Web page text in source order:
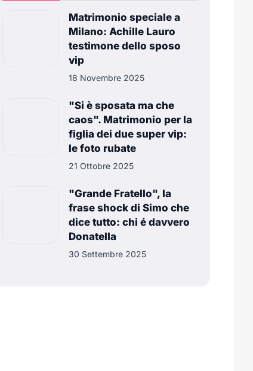
Matrimonio speciale a
Milano: Achille Lauro
testimone dello sposo
vip
18 Novembre 2025
"Si è sposata ma che
caos". Matrimonio per la
figlia dei due super vip:
le foto rubate
21 Ottobre 2025
"Grande Fratello", la
frase shock di Simo che
dice tutto: chi é davvero
Donatella
30 Settembre 2025